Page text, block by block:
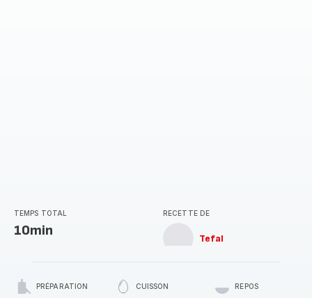
TEMPS TOTAL
10min
RECETTE DE
Tefal
PRÉPARATION CUISSON REPOS